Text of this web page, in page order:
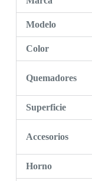
Modelo
Color
Quemadores
Superficie
Accesorios
Horno